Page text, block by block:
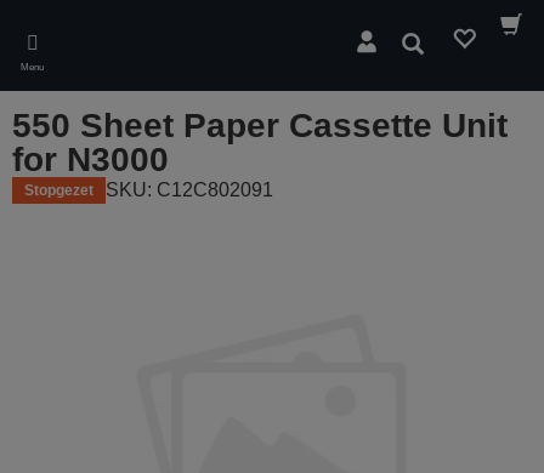
main
content
Menu
Zoeken
550 Sheet Paper Cassette Unit
for N3000
Stopgezet SKU: C12C802091